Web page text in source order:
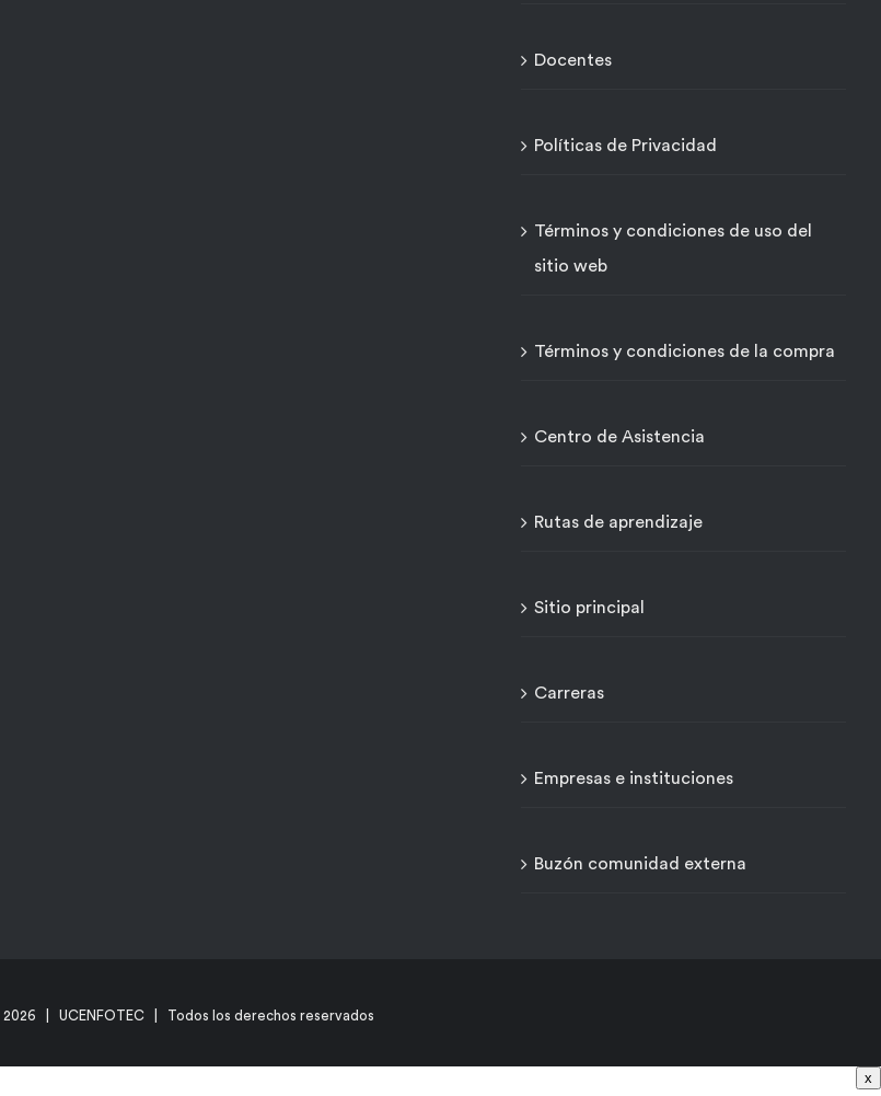
Docentes
Políticas de Privacidad
Términos y condiciones de uso del
sitio web
Términos y condiciones de la compra
Centro de Asistencia
Rutas de aprendizaje
Sitio principal
Carreras
Empresas e instituciones
Buzón comunidad externa
2026 | UCENFOTEC | Todos los derechos reservados
x